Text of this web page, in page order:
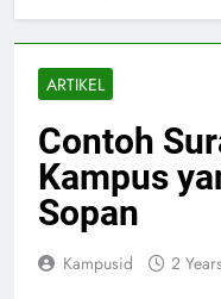
ARTIKEL
Contoh
Kampus
Sopan
Kampusid 2